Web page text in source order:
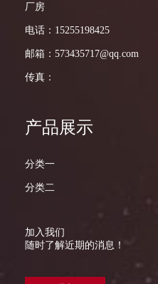
厂房
电话：15255198425
邮箱：573435717@qq.com
传真：
产品展示
分类一
分类二
加入我们
随时了解近期的消息！